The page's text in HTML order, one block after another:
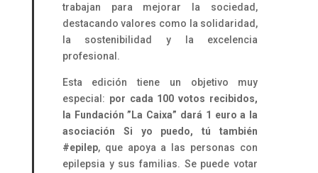
trabajan para mejorar la sociedad,
destacando valores como la solidaridad,
la sostenibilidad y la excelencia
profesional.
Esta edición tiene un objetivo muy
especial: por cada 100 votos recibidos,
la Fundación ”La Caixa” dará 1 euro a la
asociación Si yo puedo, tú también
#epilep, que apoya a las personas con
epilepsia y sus familias. Se puede votar